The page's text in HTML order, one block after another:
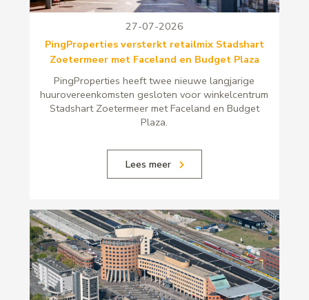
27-07-2026
PingProperties versterkt retailmix Stadshart
Zoetermeer met Faceland en Budget Plaza
PingProperties heeft twee nieuwe langjarige
huurovereenkomsten gesloten voor winkelcentrum
Stadshart Zoetermeer met Faceland en Budget
Plaza.
Lees meer